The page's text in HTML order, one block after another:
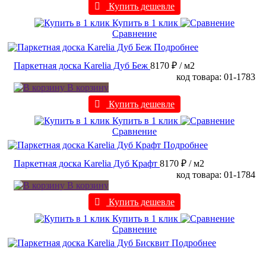
Купить дешевле
Купить в 1 клик
Сравнение
Подробнее
Паркетная доска Karelia Дуб Беж 8170 ₽ / м2
код товара: 01-1783
В корзину
Купить дешевле
Купить в 1 клик
Сравнение
Подробнее
Паркетная доска Karelia Дуб Крафт 8170 ₽ / м2
код товара: 01-1784
В корзину
Купить дешевле
Купить в 1 клик
Сравнение
Подробнее